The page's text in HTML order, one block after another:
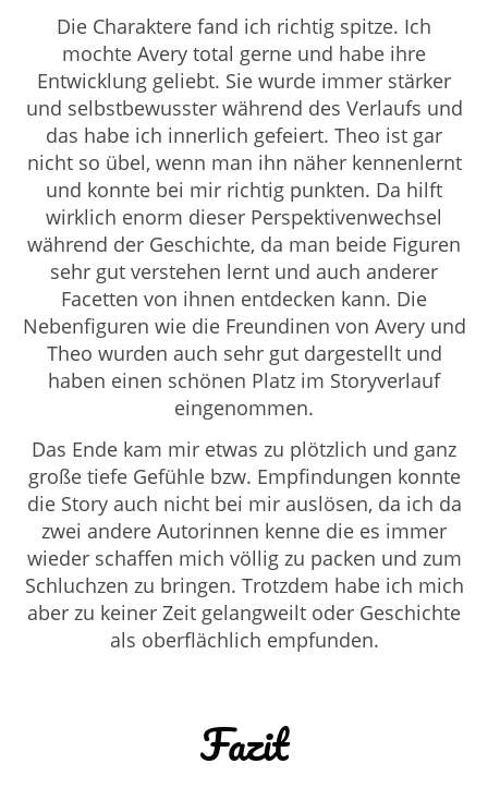
Die Charaktere fand ich richtig spitze. Ich
mochte Avery total gerne und habe ihre
Entwicklung geliebt. Sie wurde immer stärker
und selbstbewusster während des Verlaufs und
das habe ich innerlich gefeiert. Theo ist gar
nicht so übel, wenn man ihn näher kennenlernt
und konnte bei mir richtig punkten. Da hilft
wirklich enorm dieser Perspektivenwechsel
während der Geschichte, da man beide Figuren
sehr gut verstehen lernt und auch anderer
Facetten von ihnen entdecken kann. Die
Nebenfiguren wie die Freundinen von Avery und
Theo wurden auch sehr gut dargestellt und
haben einen schönen Platz im Storyverlauf
eingenommen.
Das Ende kam mir etwas zu plötzlich und ganz
große tiefe Gefühle bzw. Empfindungen konnte
die Story auch nicht bei mir auslösen, da ich da
zwei andere Autorinnen kenne die es immer
wieder schaffen mich völlig zu packen und zum
Schluchzen zu bringen. Trotzdem habe ich mich
aber zu keiner Zeit gelangweilt oder Geschichte
als oberflächlich empfunden.
Fazit